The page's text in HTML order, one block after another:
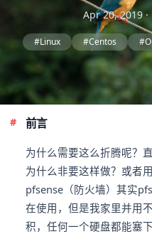
Apr 20, 2019·
#Linux #Centos
前言
为什么需要这么折腾呢？
为什么非要这样做？或者
pfsense（防火墙）其实
在使用，但是我家里并用
积，任何一个硬盘都能塞